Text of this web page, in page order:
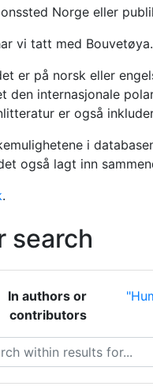
Norge eller
vi tatt med Bouvetøya.
er på norsk eller
internasjonale
er også
i
også lagt inn
.
search
In authors or
contributors
within results for...